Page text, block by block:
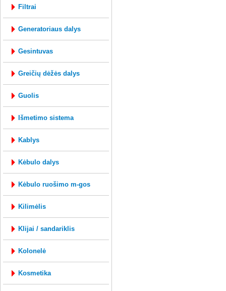
filtrai
generatoriaus dalys
gesintuvas
greičių dėžės dalys
guolis
išmetimo sistema
kablys
kėbulo dalys
kėbulo ruošimo m-gos
kilimėlis
klijai / sandariklis
kolonelė
kosmetika